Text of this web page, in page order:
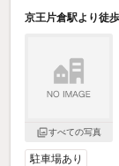
京王片倉駅より徒
すべての写真
駐車場あり